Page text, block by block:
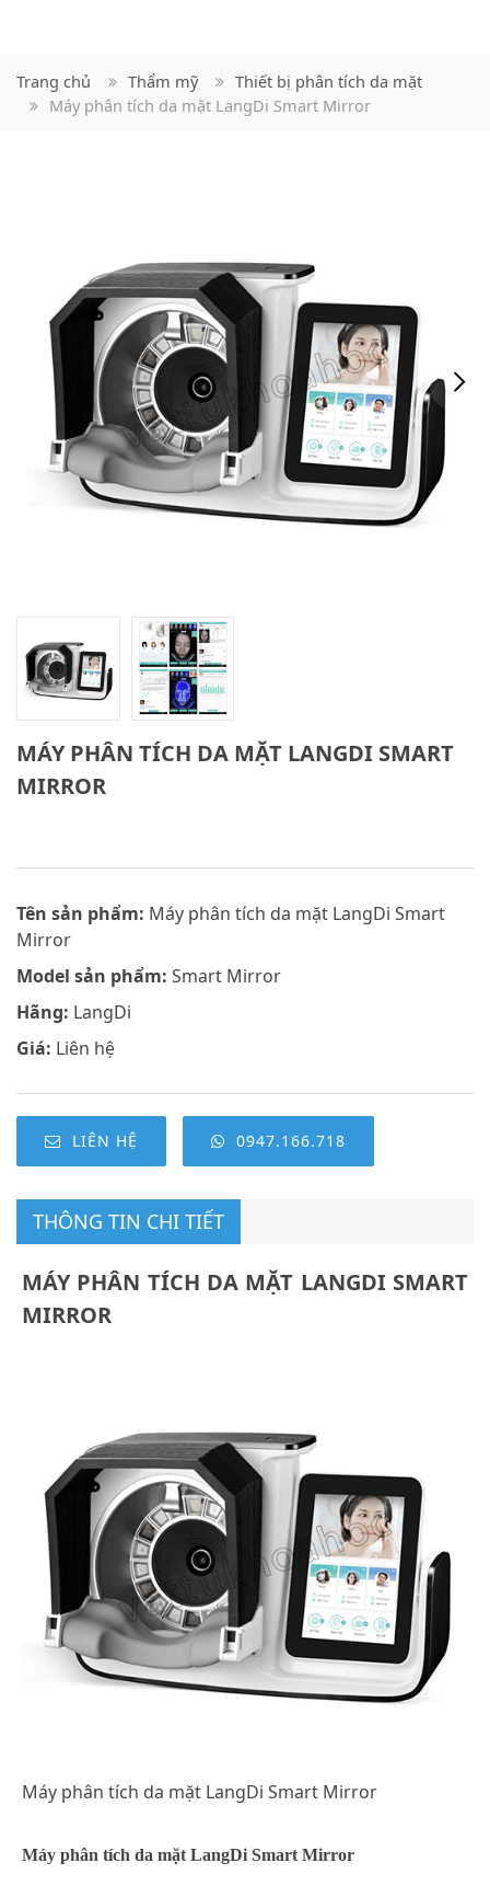
Trang chủ Thẩm mỹ
Thiết bị phân tích da mặt
Máy phân tích da mặt LangDi Smart Mirror
MÁY PHÂN TÍCH DA MẶT LANGDI SMART
MIRROR
Tên sản phẩm: Máy phân tích da mặt LangDi Smart
Mirror
Model sản phẩm: Smart Mirror
Hãng: LangDi
Giá: Liên hệ
LIÊN HỆ 0947.166.718
THÔNG TIN CHI TIẾT
MÁY PHÂN TÍCH DA MẶT LANGDI SMART
MIRROR
Máy phân tích da mặt LangDi Smart Mirror
Máy phân tích da mặt LangDi Smart Mirror